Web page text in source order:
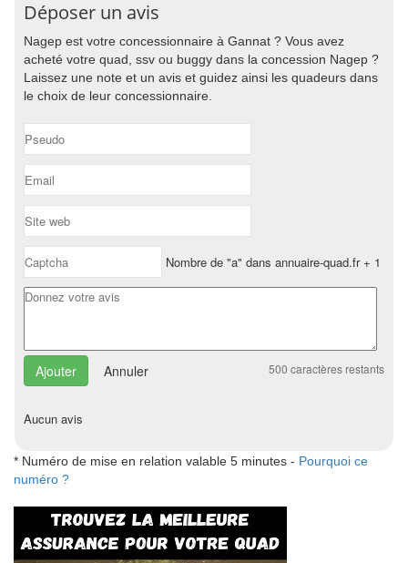
Déposer un avis
Nagep est votre concessionnaire à Gannat ? Vous avez
acheté votre quad, ssv ou buggy dans la concession Nagep ?
Laissez une note et un avis et guidez ainsi les quadeurs dans
le choix de leur concessionnaire.
Nombre de "a" dans annuaire-quad.fr + 1
Annuler 500 caractères restants
Aucun avis
* Numéro de mise en relation valable 5 minutes - Pourquoi ce
numéro ?